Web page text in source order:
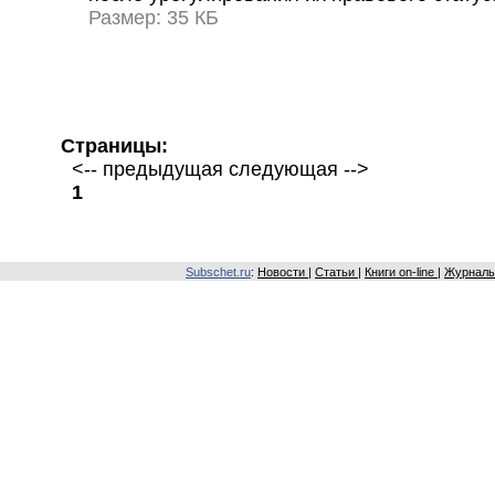
Размер: 35 КБ
Страницы:
<-- предыдущая следующая -->
1
Subschet.ru: Новости Статьи Книги on-line